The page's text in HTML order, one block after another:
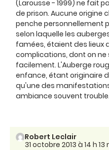
(Larousse - 1999) ne fait
de prison. Aucune origine
penche personnellement
selon laquelle les
famées, étaient des lieux
complications, dont on ne
facilement. L'Auberge
enfance, étant originaire
qu'une des
ambiance souvent trouble.
Robert Leclair
31 octobre 2013 à 14 h 13